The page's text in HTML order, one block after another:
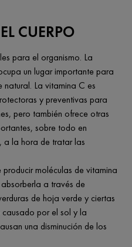
CUERPO
para el organismo. La
un lugar importante para
La vitamina C es
y preventivas para
pero también ofrece otras
sobre todo en
a la hora de tratar las
moléculas de vitamina
a través de
de hoja verde y ciertas
por el sol y la
una disminución de los